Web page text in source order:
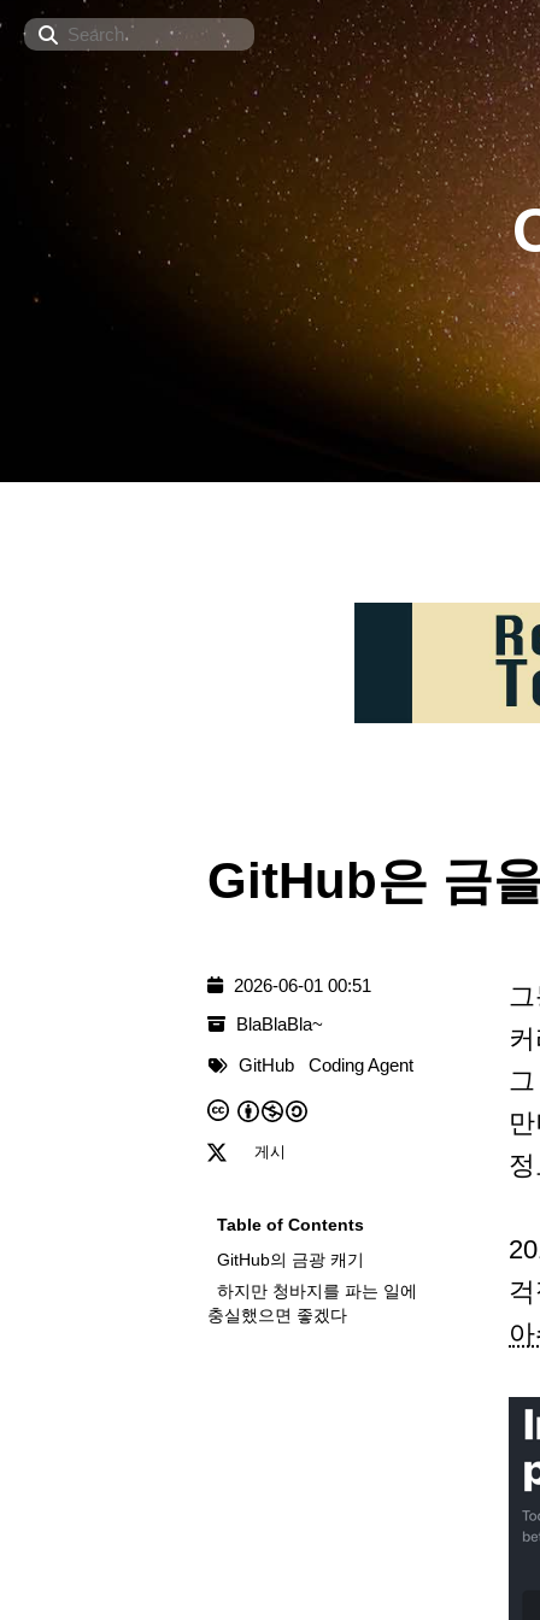
Search
GitHub은 금
2026-06-01 00:51
BlaBlaBla~
GitHub
Coding Agent
게시
Table of Contents
GitHub의 금광 캐기
하지만 청바지를 파는 일에
충실했으면 좋겠다